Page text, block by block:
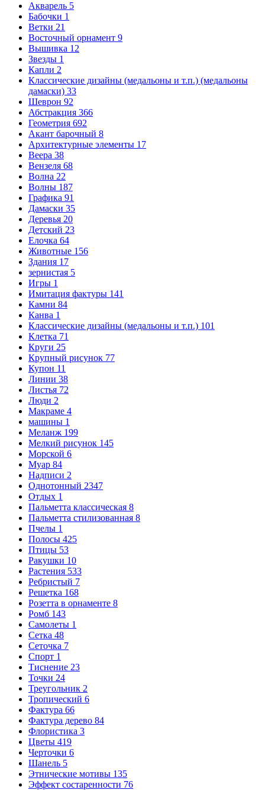
Акварель 5
Бабочки 1
Ветки 21
Восточный орнамент 9
Вышивка 12
Звезды 1
Капли 2
Классические дизайны (медальоны и т.п.) (медальоны
дамаски) 33
Шеврон 92
Абстракция 366
Геометрия 692
Акант барочный 8
Архитектурные элементы 17
Веера 38
Вензеля 68
Волна 22
Волны 187
Графика 91
Дамаски 35
Деревья 20
Детский 23
Елочка 64
Животные 156
Здания 17
зернистая 5
Игры 1
Имитация фактуры 141
Камни 84
Канва 1
Классические дизайны (медальоны и т.п.) 101
Клетка 71
Круги 25
Крупный рисунок 77
Купон 11
Линии 38
Листья 72
Люди 2
Макраме 4
машины 1
Меланж 199
Мелкий рисунок 145
Морской 6
Муар 84
Надписи 2
Однотонный 2347
Отдых 1
Пальметта классическая 8
Пальметта стилизованная 8
Пчелы 1
Полосы 425
Птицы 53
Ракушки 10
Растения 533
Ребристый 7
Решетка 168
Розетта в орнаменте 8
Ромб 143
Самолеты 1
Сетка 48
Сеточка 7
Спорт 1
Тиснение 23
Точки 24
Треугольник 2
Тропический 6
Фактура 66
Фактура дерево 84
Флористика 3
Цветы 419
Черточки 6
Шанель 5
Этнические мотивы 135
Эффект состаренности 76